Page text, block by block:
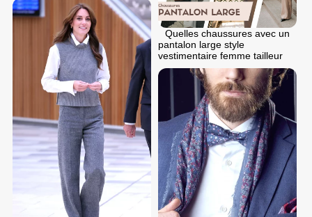
Quelles chaussures avec un
pantalon large style
vestimentaire femme tailleur